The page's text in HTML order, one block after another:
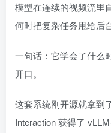
模型在连续的视频流里
何时把复杂任务甩给后台
一句话：它学会了什么
开口。
这套系统刚开源就拿
Interaction 获得了